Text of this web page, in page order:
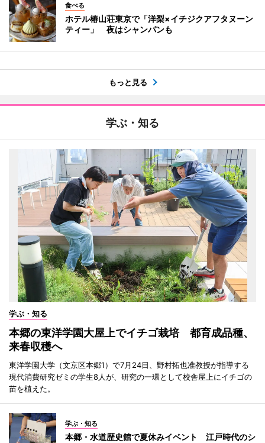
食べる
ホテル椿山荘東京で「洋梨×イチジクアフタヌーン
ティー」 夜はシャンパンも
もっと見る
学ぶ・知る
学ぶ・知る
本郷の東洋学園大屋上でイチゴ栽培 都育成品種、
来春収穫へ
東洋学園大学（文京区本郷1）で7月24日、野村拓也准教授が指導する
現代消費研究ゼミの学生8人が、研究の一環として校舎屋上にイチゴの
苗を植えた。
学ぶ・知る
本郷・水道歴史館で夏休みイベント 江戸時代のシ